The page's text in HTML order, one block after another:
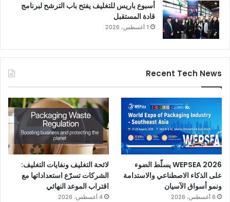
أسبوع باريس للتغليف يفتح باب الترشح لبرنامج
قادة المستقبل
1 أغسطس، 2026
Recent Tech News
WEPSEA 2026 يسلّط الضوء
على الذكاء الاصطناعي والاستدامة
ونمو أسواق الآسيان
6 أغسطس، 2026
لائحة التغليف ونفايات التغليف:
الشركات تسرّع استعداداتها مع
اقتراب الموعد النهائي
4 أغسطس، 2026